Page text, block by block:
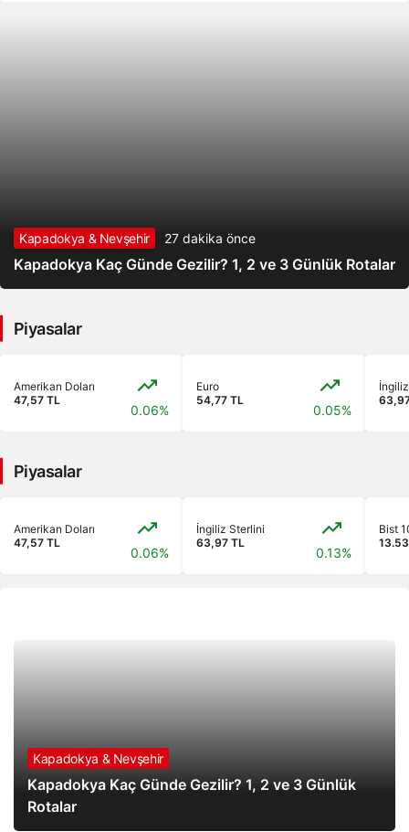
Kapadokya & Nevşehir 27 dakika önce
Kapadokya Kaç Günde Gezilir? 1, 2 ve 3 Günlük Rotalar
Piyasalar
Amerikan Doları
47,57 TL
0.06%
Euro
54,77 TL
0.05%
Piyasalar
Amerikan Doları
47,57 TL
0.06%
İngiliz Sterlini
63,97 TL
0.13%
Bist
Kapadokya & Nevşehir
Kapadokya Kaç Günde Gezilir? 1, 2 ve 3 Günlük
Rotalar